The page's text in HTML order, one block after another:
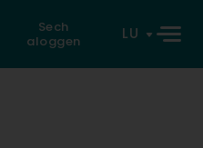
Sech
aloggen
LU